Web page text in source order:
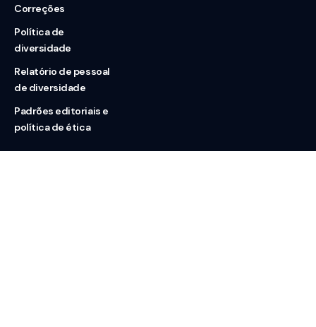
Correções
Política de
diversidade
Relatório de pessoal
de diversidade
Padrões editoriais e
política de ética